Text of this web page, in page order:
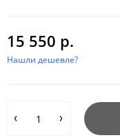
15 550 р.
Нашли дешевле?